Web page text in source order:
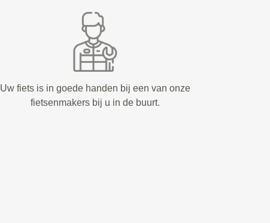
Uw fiets is in goede handen bij een van onze
fietsenmakers bij u in de buurt.